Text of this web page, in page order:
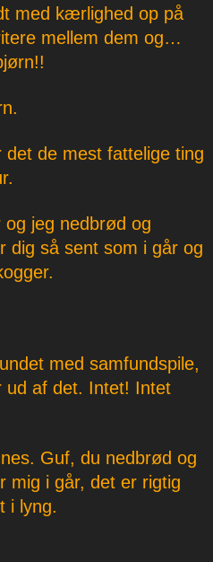
med kærlighed op på
mellem dem og…
det de mest fattelige ting
jeg nedbrød og
så sent som i går og
med samfundspile,
ud af det. Intet! Intet
Guf, du nedbrød og
mig i går, det er rigtig
i lyng.